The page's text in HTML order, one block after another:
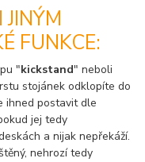
FUNKCE:
"kickstand" neboli
stojánek odklopíte do
ihned postavit dle
jej tedy
a nijak nepřekáží.
nehrozí tedy